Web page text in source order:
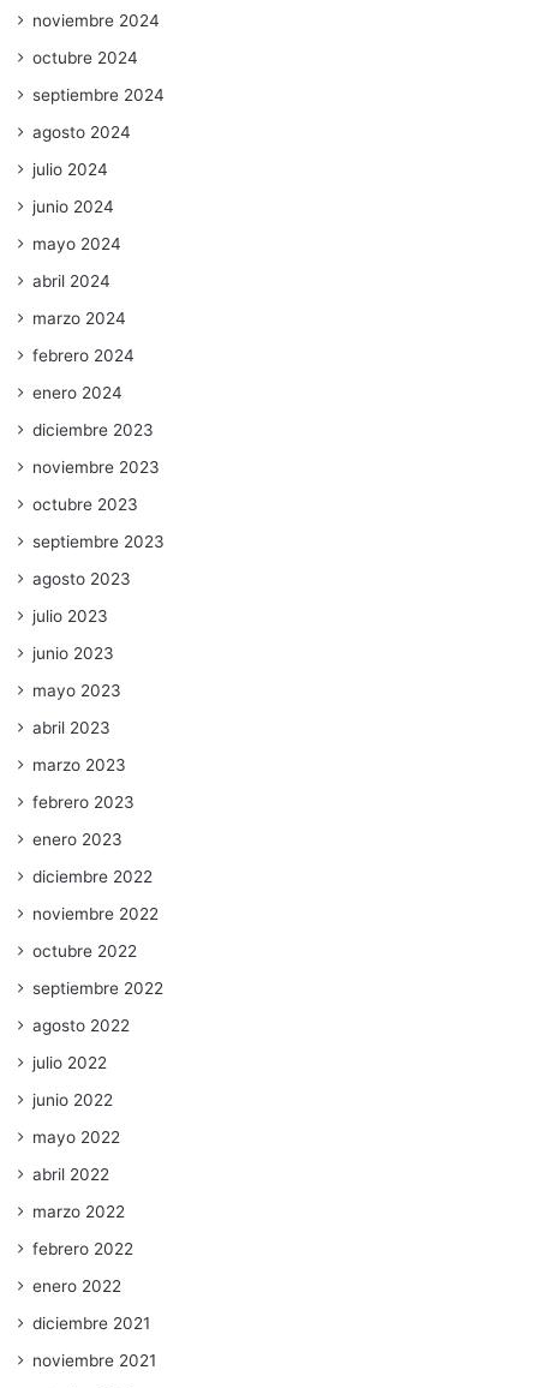
noviembre 2024
octubre 2024
septiembre 2024
agosto 2024
julio 2024
junio 2024
mayo 2024
abril 2024
marzo 2024
febrero 2024
enero 2024
diciembre 2023
noviembre 2023
octubre 2023
septiembre 2023
agosto 2023
julio 2023
junio 2023
mayo 2023
abril 2023
marzo 2023
febrero 2023
enero 2023
diciembre 2022
noviembre 2022
octubre 2022
septiembre 2022
agosto 2022
julio 2022
junio 2022
mayo 2022
abril 2022
marzo 2022
febrero 2022
enero 2022
diciembre 2021
noviembre 2021